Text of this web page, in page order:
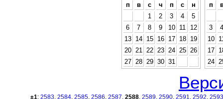
п
в с ч п с
н
1
2 3 4
5
6
7 8 9 10 11
12
13
14 15 16 17 18
19
20
21 22 23 24 25
26
27
28 29 30 31
п
3
4
10
17
24
±1: 2583 2584 2585 2586 2587 2588 2589 2590 2591 2592 2593